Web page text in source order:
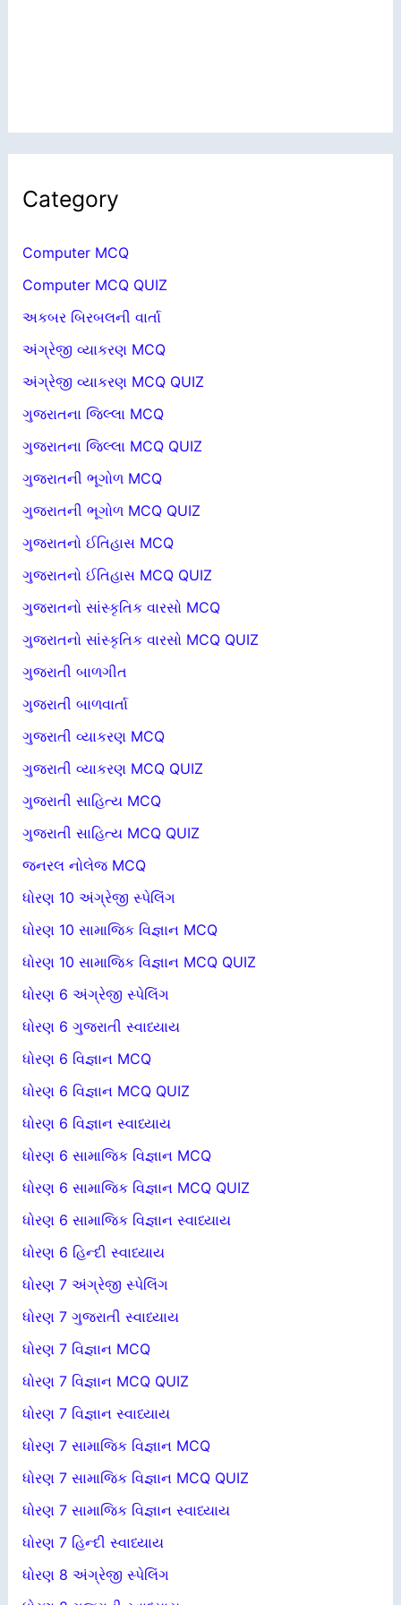
Category
Computer MCQ
Computer MCQ QUIZ
અકબર બિરબલની વાર્તા
અંગ્રેજી વ્યાકરણ MCQ
અંગ્રેજી વ્યાકરણ MCQ QUIZ
ગુજરાતના જિલ્લા MCQ
ગુજરાતના જિલ્લા MCQ QUIZ
ગુજરાતની ભૂગોળ MCQ
ગુજરાતની ભૂગોળ MCQ QUIZ
ગુજરાતનો ઈતિહાસ MCQ
ગુજરાતનો ઈતિહાસ MCQ QUIZ
ગુજરાતનો સાંસ્કૃતિક વારસો MCQ
ગુજરાતનો સાંસ્કૃતિક વારસો MCQ QUIZ
ગુજરાતી બાળગીત
ગુજરાતી બાળવાર્તા
ગુજરાતી વ્યાકરણ MCQ
ગુજરાતી વ્યાકરણ MCQ QUIZ
ગુજરાતી સાહિત્ય MCQ
ગુજરાતી સાહિત્ય MCQ QUIZ
જનરલ નોલેજ MCQ
ધોરણ 10 અંગ્રેજી સ્પેલિંગ
ધોરણ 10 સામાજિક વિજ્ઞાન MCQ
ધોરણ 10 સામાજિક વિજ્ઞાન MCQ QUIZ
ધોરણ 6 અંગ્રેજી સ્પેલિંગ
ધોરણ 6 ગુજરાતી સ્વાધ્યાય
ધોરણ 6 વિજ્ઞાન MCQ
ધોરણ 6 વિજ્ઞાન MCQ QUIZ
ધોરણ 6 વિજ્ઞાન સ્વાધ્યાય
ધોરણ 6 સામાજિક વિજ્ઞાન MCQ
ધોરણ 6 સામાજિક વિજ્ઞાન MCQ QUIZ
ધોરણ 6 સામાજિક વિજ્ઞાન સ્વાધ્યાય
ધોરણ 6 હિન્દી સ્વાધ્યાય
ધોરણ 7 અંગ્રેજી સ્પેલિંગ
ધોરણ 7 ગુજરાતી સ્વાધ્યાય
ધોરણ 7 વિજ્ઞાન MCQ
ધોરણ 7 વિજ્ઞાન MCQ QUIZ
ધોરણ 7 વિજ્ઞાન સ્વાધ્યાય
ધોરણ 7 સામાજિક વિજ્ઞાન MCQ
ધોરણ 7 સામાજિક વિજ્ઞાન MCQ QUIZ
ધોરણ 7 સામાજિક વિજ્ઞાન સ્વાધ્યાય
ધોરણ 7 હિન્દી સ્વાધ્યાય
ધોરણ 8 અંગ્રેજી સ્પેલિંગ